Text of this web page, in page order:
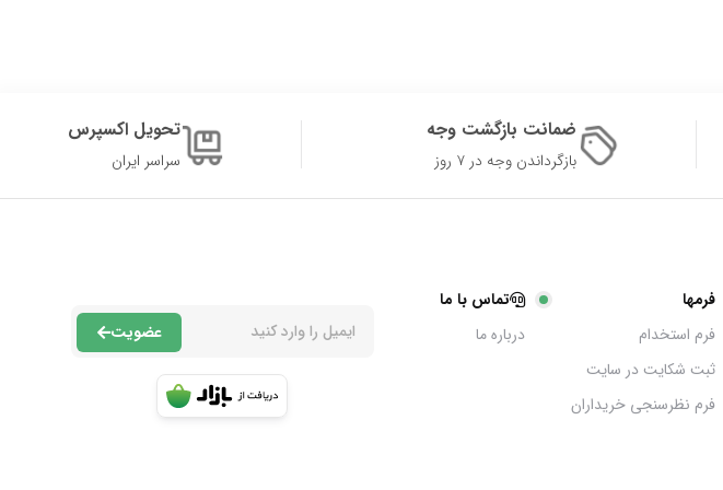
ضمانت بازگشت وجه
بازگرداندن وجه در ۷ روز
تحویل اکسپرس
سراسر ایران
فرمها
فرم استخدام
ثبت شکایت در سایت
فرم نظرسنجی خریداران
تماس با ما
درباره ما
عضویت